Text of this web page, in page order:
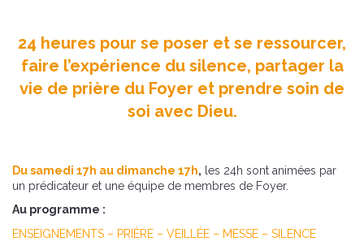
24 heures pour se poser et se ressourcer,
faire l’expérience du silence, partager la
vie de prière du Foyer et prendre soin de
soi avec Dieu.
Du samedi 17h au dimanche 17h, les 24h sont animées par
un prédicateur et une équipe de membres de Foyer.
Au programme :
ENSEIGNEMENTS – PRIÈRE – VEILLÉE – MESSE – SILENCE